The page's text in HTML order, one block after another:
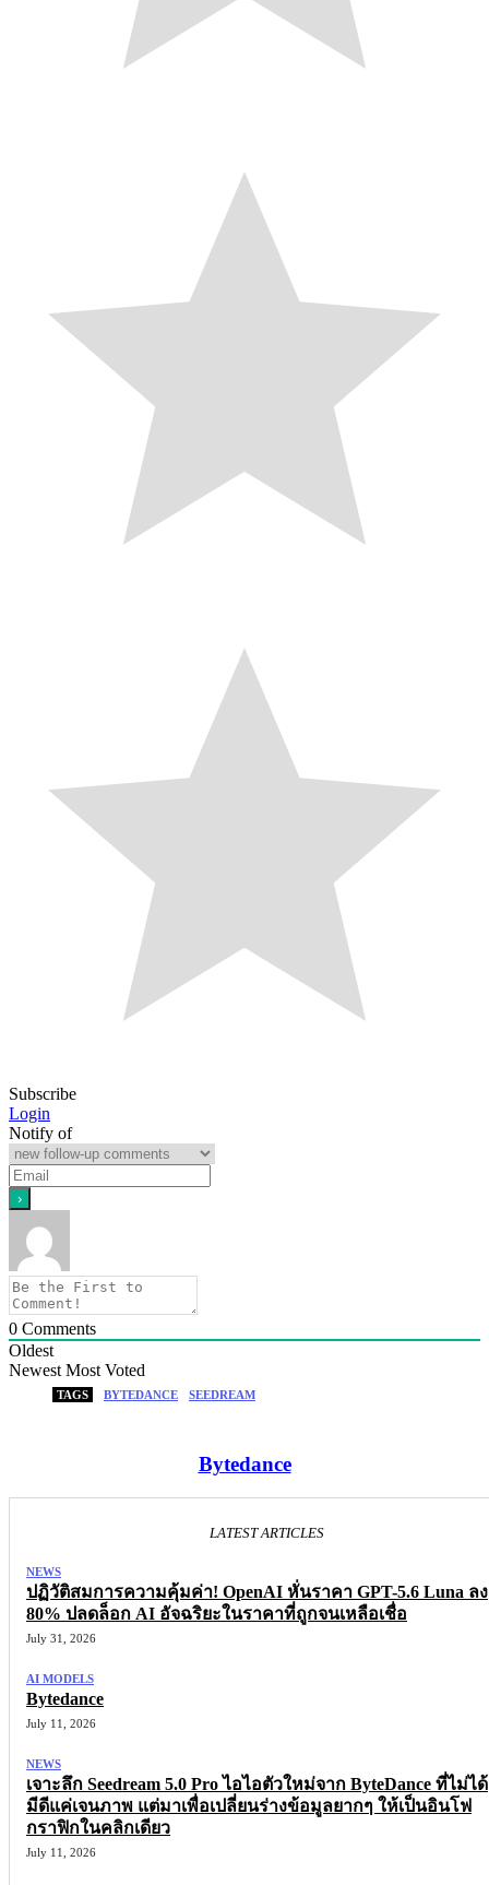
Subscribe
Login
Notify of
0 Comments
Oldest
Newest Most Voted
TAGS BYTEDANCE SEEDREAM
Bytedance
LATEST ARTICLES
NEWS
ปฏิวัติสมการความคุ้มค่า! OpenAI หั่นราคา GPT-5.6 Luna ลง
80% ปลดล็อก AI อัจฉริยะในราคาที่ถูกจนเหลือเชื่อ
July 31, 2026
AI MODELS
Bytedance
July 11, 2026
NEWS
เจาะลึก Seedream 5.0 Pro ไอไอตัวใหม่จาก ByteDance ที่ไม่ได้
มีดีแค่เจนภาพ แต่มาเพื่อเปลี่ยนร่างข้อมูลยากๆ ให้เป็นอินโฟ
กราฟิกในคลิกเดียว
July 11, 2026